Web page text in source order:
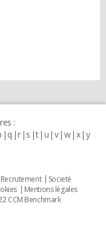
:
q r s t u v w x y
Recrutement
Societé
Mentions légales
CCM Benchmark